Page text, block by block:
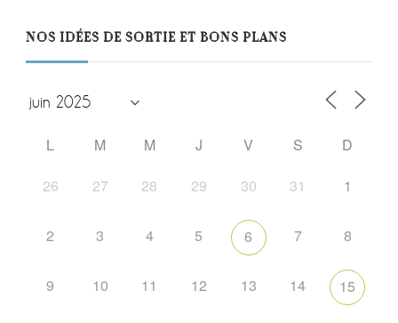
NOS IDÉES DE SORTIE ET BONS PLANS
L M M J V S
D
26
27 28 29 30 31 1
2 3 4 5 6 7 8
9 10 11 12 13 14 15